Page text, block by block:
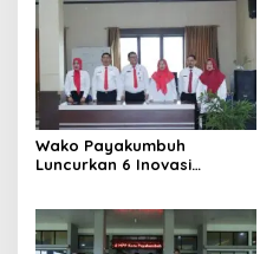
Wako Payakumbuh
Luncurkan 6 Inovasi